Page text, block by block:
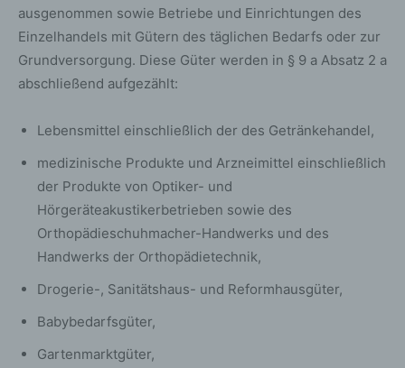
ausgenommen sowie Betriebe und Einrichtungen des
Einzelhandels mit Gütern des täglichen Bedarfs oder zur
Grundversorgung. Diese Güter werden in § 9 a Absatz 2 a
abschließend aufgezählt:
Lebensmittel einschließlich der des Getränkehandel,
medizinische Produkte und Arzneimittel einschließlich
der Produkte von Optiker- und
Hörgeräteakustikerbetrieben sowie des
Orthopädieschuhmacher-Handwerks und des
Handwerks der Orthopädietechnik,
Drogerie-, Sanitätshaus- und Reformhausgüter,
Babybedarfsgüter,
Gartenmarktgüter,
Sicherheitsgründen und für den Fall, dass die betroffene
Person durch einen abgegebenen Kommentar die
Rechte Dritter verletzt oder rechtswidrige Inhalte postet.
Die Speicherung dieser personenbezogenen Daten
erfolgt daher im eigenen Interesse des für die
einer Rechtsverletzung gegebenenfalls exkulpieren
personenbezogenen Daten an Dritte, sofern eine solche
Weitergabe nicht gesetzlich vorgeschrieben ist oder der
Rechtsverteidigung des für die Verarbeitung
Bei Kommentaren wird auf den Gravatar Service von
Auttomatic zurückgegriffen. Gravatar gleicht Ihre Email-
Ihr Avatar-Bild neben dem Kommentar ab. Sollten Sie